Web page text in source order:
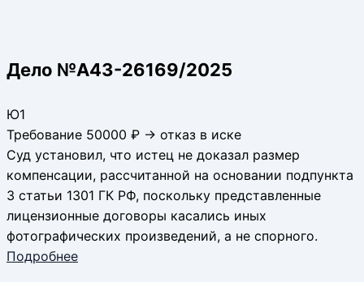
Дело №А43-26169/2025
Ю1
Требование 50000 ₽ → отказ в иске
Суд установил, что истец не доказал размер
компенсации, рассчитанной на основании подпункта
3 статьи 1301 ГК РФ, поскольку представленные
лицензионные договоры касались иных
фотографических произведений, а не спорного.
Подробнее